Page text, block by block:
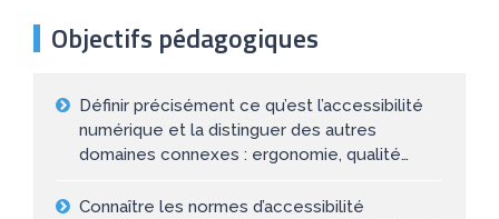
Objectifs pédagogiques
Définir précisément ce qu’est l’accessibilité
numérique et la distinguer des autres
domaines connexes : ergonomie, qualité…
Connaître les normes d’accessibilité